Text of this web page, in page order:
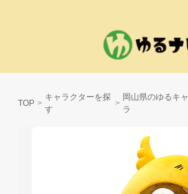
TOP
キャラクターを探
す
岡山県のゆるキャ
ラ